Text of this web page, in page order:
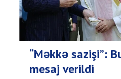
“Məkkə sazişi”:
mesaj verildi